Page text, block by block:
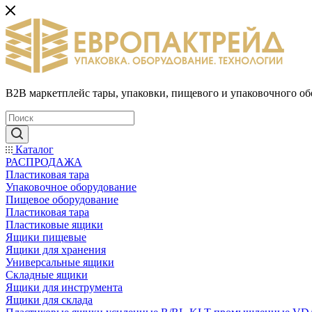
B2B маркетплейс тары, упаковки, пищевого и упаковочного
Каталог
РАСПРОДАЖА
Пластиковая тара
Упаковочное оборудование
Пищевое оборудование
Пластиковая тара
Пластиковые ящики
Ящики пищевые
Ящики для хранения
Универсальные ящики
Складные ящики
Ящики для инструмента
Ящики для склада